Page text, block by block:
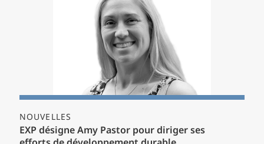
NOUVELLES
EXP désigne Amy Pastor pour diriger ses